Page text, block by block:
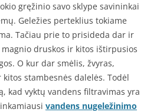
gręžinio savo sklype savininkai
Geležies perteklius tokiame
Tačiau prie to prisideda dar ir
druskos ir kitos ištirpusios
O kur dar smėlis, žvyras,
stambesnės dalelės. Todėl
kad vyktų vandens filtravimas yra
vandens nugeležinimo